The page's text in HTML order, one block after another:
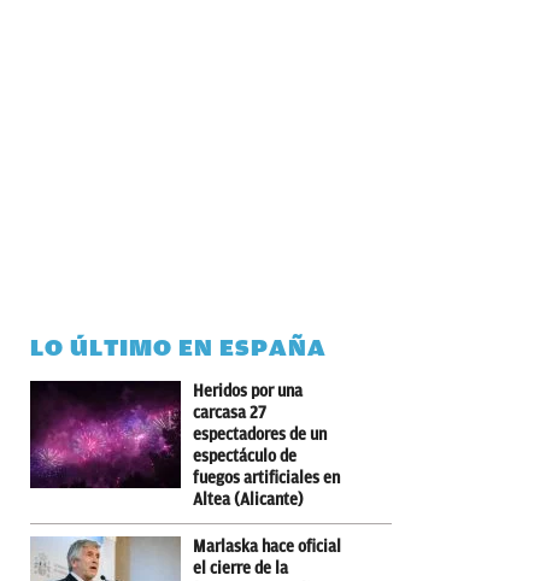
LO ÚLTIMO EN ESPAÑA
Heridos por una
carcasa 27
espectadores de un
espectáculo de
fuegos artificiales en
Altea (Alicante)
Marlaska hace oficial
el cierre de la